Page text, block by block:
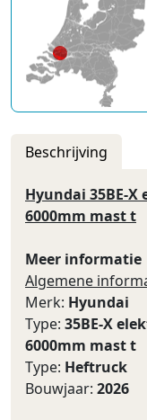
Beschrijving
Hyundai 35BE-
6000mm mast t
Meer informatie
Algemene
Merk: Hyundai
Type: 35BE-X
6000mm mast t
Type: Heftruck
Bouwjaar: 2026